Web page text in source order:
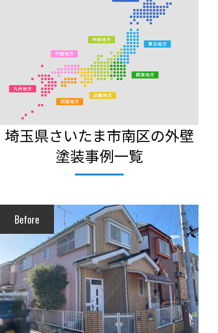
埼玉県さいたま市南区の外壁
塗装事例一覧
Before